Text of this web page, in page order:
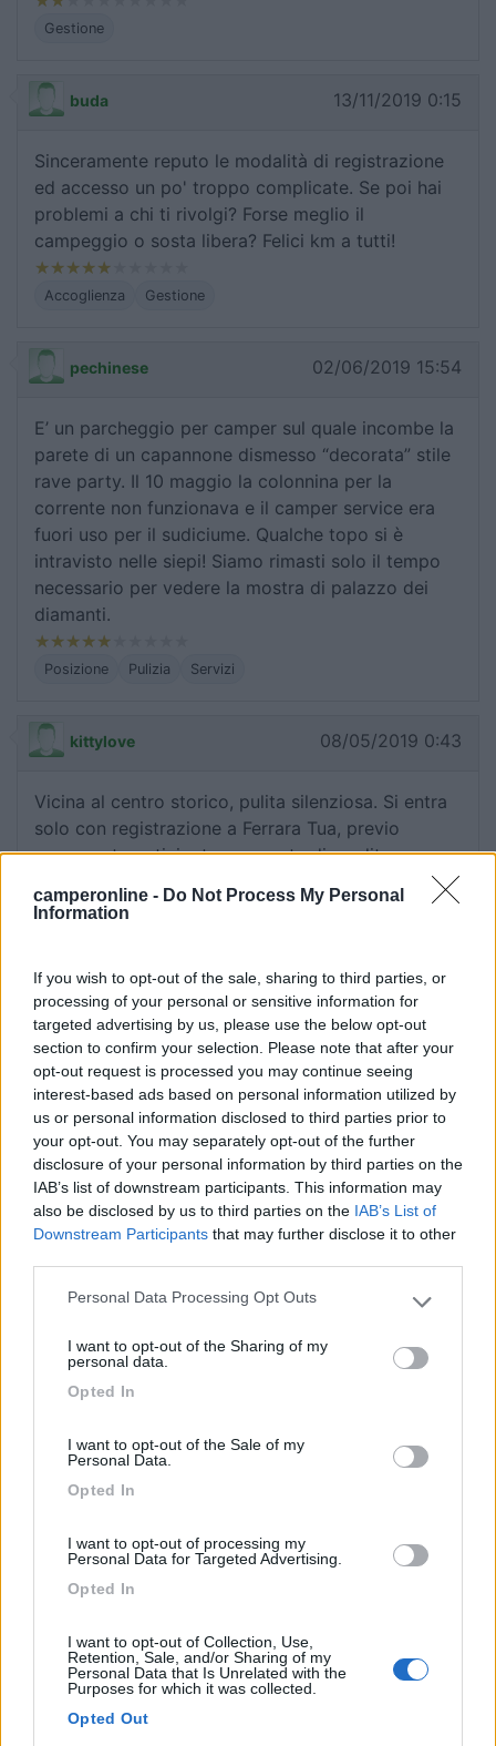
camperonline - Do Not Process My Personal
Information
If you wish to opt-out of the sale, sharing to third parties, or
processing of your personal or sensitive information for
targeted advertising by us, please use the below opt-out
section to confirm your selection. Please note that after your
opt-out request is processed you may continue seeing
interest-based ads based on personal information utilized by
us or personal information disclosed to third parties prior to
your opt-out. You may separately opt-out of the further
disclosure of your personal information by third parties on the
IAB’s list of downstream participants. This information may
also be disclosed by us to third parties on the IAB’s List of
Downstream Participants that may further disclose it to other
Please note that this website/app uses one or more Google
not limited to your visit or usage behaviour. You may click to
grant or deny consent to Google and its third-party tags to
use your data for below specified purposes in below Google
Personal Data Processing Opt Outs
I want to opt-out of the Sharing of my
personal data.
Opted In
I want to opt-out of the Sale of my
Personal Data.
Opted In
I want to opt-out of processing my
Personal Data for Targeted Advertising.
Opted In
I want to opt-out of Collection, Use,
Retention, Sale, and/or Sharing of my
Personal Data that Is Unrelated with the
Purposes for which it was collected.
Opted Out
Gestione
buda 13/11/2019 0:15
Sinceramente reputo le modalità di registrazione
ed accesso un po' troppo complicate. Se poi hai
problemi a chi ti rivolgi? Forse meglio il
campeggio o sosta libera? Felici km a tutti!
Accoglienza Gestione
pechinese 02/06/2019 15:54
E’ un parcheggio per camper sul quale incombe la
parete di un capannone dismesso “decorata” stile
rave party. Il 10 maggio la colonnina per la
corrente non funzionava e il camper service era
fuori uso per il sudiciume. Qualche topo si è
intravisto nelle siepi! Siamo rimasti solo il tempo
necessario per vedere la mostra di palazzo dei
diamanti.
Posizione Pulizia Servizi
kittylove 08/05/2019 0:43
Vicina al centro storico, pulita silenziosa. Si entra
solo con registrazione a Ferrara Tua, previo
pagamento anticipato con carta di credito o
erogatore acqua potabile un minuto 20 cent per
Accessibilità Gestione
Posizione
Prezzo
Pulizia Servizi
giowanda 29/04/2019 10:37
Lasciate perdere, assolutamente da evitare! Stalli
piccoli, pareti attorno stile Bronx. Difficoltà di
prenotazione ed accesso. E credetemi ci siamo
iscritti al sito e fatto tutto come richiesto ma alla
Poi caro per quanto offerto. Preferibile per qualità
prezzo il camping comunale.
Accessibilità
Lorenzetti 12/03/2019 19:27
sistema automatizzato e del livello massimo di
sicurezza per il pagamento. Nei tre giorni passati
difficoltà incontrate. Per il resto comodissima per
il centro che si raggiunge in 10 minuti a piedi.
Caratteristiche